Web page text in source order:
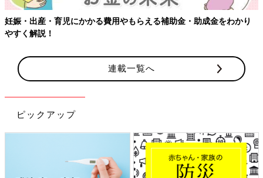
妊娠・出産・育児にかかる費用やもらえる補助金・助成金をわかり
やすく解説！
連載一覧へ
ピックアップ